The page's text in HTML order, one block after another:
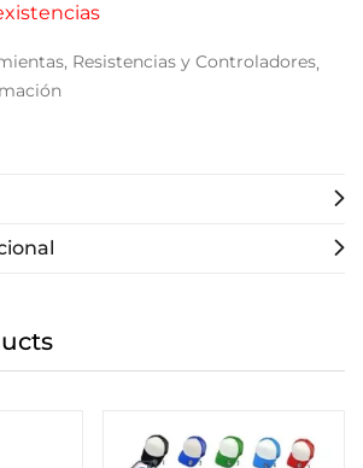
Resistencias y Controladores